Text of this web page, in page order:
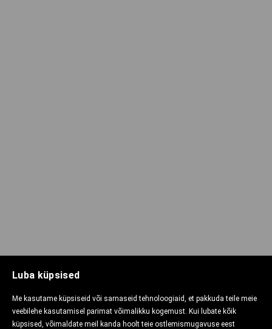
Luba küpsised
Me kasutame küpsiseid või sarnaseid tehnoloogiaid, et pakkuda teile meie
veebilehe kasutamisel parimat võimalikku kogemust. Kui lubate kõik
küpsised, võimaldate meil kanda hoolt teie ostlemismugavuse eest